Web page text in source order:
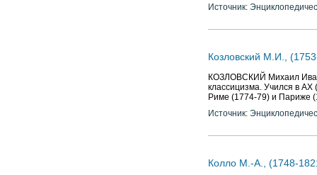
Источник:
Козловский М.И.,
КОЗЛОВСКИЙ Михаил
классицизма. Учился в
Риме (1774-79) и Париже
Источник:
Колло М.-А., (1748-